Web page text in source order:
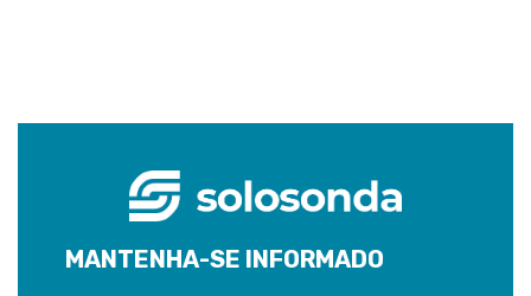
MANTENHA-SE INFORMADO